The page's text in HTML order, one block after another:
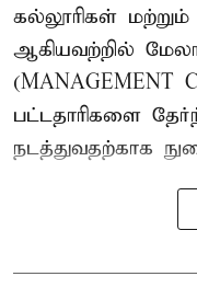
கல்லூரிகள்
ஆகியவற்றில்
(MANAGEMENT
பட்டதாரிகளை
நடத்துவதற்காக